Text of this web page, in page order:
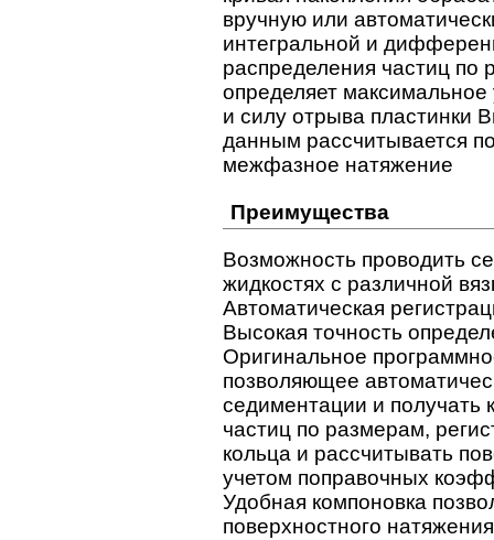
вручную или
интегральной и
распределения частиц по
определяет
и силу отрыва пластинки
данным рассчитывается
межфазное натяжение
Преимущества
Возможность проводить
жидкостях с различной
Автоматическая
Высокая точность
Оригинальное
позволяющее
седиментации и получать
частиц по размерам,
кольца и рассчитывать
учетом поправочных
Удобная компоновка
поверхностного